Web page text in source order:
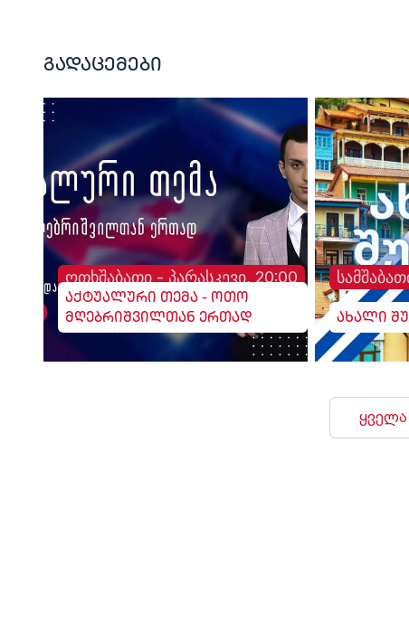
გადაცემები
ოთხშაბათი - პარასკევი, 20:00
აქტუალური თემა - ოთო
მღებრიშვილთან ერთად
ახალი
ყველა